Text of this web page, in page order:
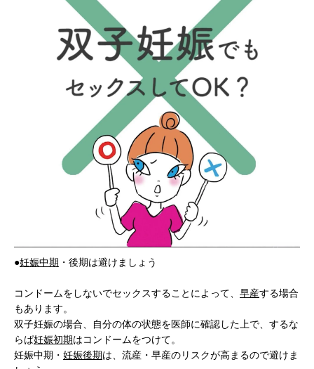
●妊娠中期 ・後期は避けましょう
コンドームをしないでセックスすることによって、 早産する場合
もあります。
双子妊娠の場合、自分の体の状態を医師に確認した上で、するな
らば妊娠初期はコンドームをつけて。
妊娠中期・ 妊娠後期は、流産・早産のリスクが高まるので避けま